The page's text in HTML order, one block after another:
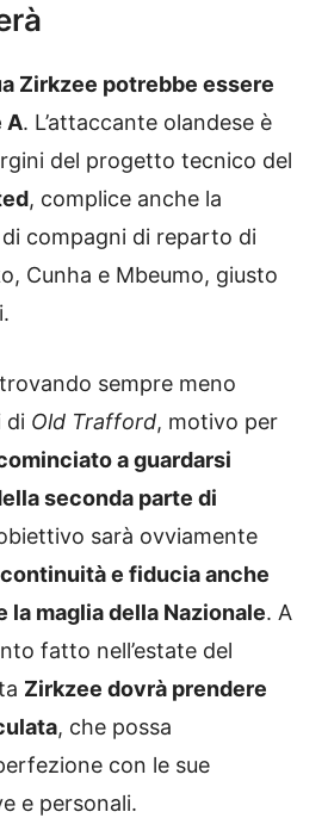
Zirkzee potrebbe essere
A. L’attaccante olandese è
del progetto tecnico del
, complice anche la
compagni di reparto di
Cunha e Mbeumo, giusto
sempre meno
di Old Trafford, motivo per
a guardarsi
seconda parte di
sarà ovviamente
e fiducia anche
la maglia della Nazionale. A
fatto nell’estate del
Zirkzee dovrà prendere
, che possa
con le sue
e personali.